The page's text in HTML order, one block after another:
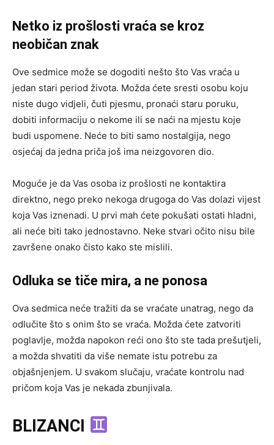
Netko iz prošlosti vraća se kroz
neobičan znak
Ove sedmice može se dogoditi nešto što Vas vraća u
jedan stari period života. Možda ćete sresti osobu koju
niste dugo vidjeli, čuti pjesmu, pronaći staru poruku,
dobiti informaciju o nekome ili se naći na mjestu koje
budi uspomene. Neće to biti samo nostalgija, nego
osjećaj da jedna priča još ima neizgovoren dio.
Moguće je da Vas osoba iz prošlosti ne kontaktira
direktno, nego preko nekoga drugoga do Vas dolazi vijest
koja Vas iznenadi. U prvi mah ćete pokušati ostati hladni,
ali neće biti tako jednostavno. Neke stvari očito nisu bile
završene onako čisto kako ste mislili.
Odluka se tiče mira, a ne ponosa
Ova sedmica neće tražiti da se vraćate unatrag, nego da
odlučite što s onim što se vraća. Možda ćete zatvoriti
poglavlje, možda napokon reći ono što ste tada prešutjeli,
a možda shvatiti da više nemate istu potrebu za
objašnjenjem. U svakom slučaju, vraćate kontrolu nad
pričom koja Vas je nekada zbunjivala.
BLIZANCI